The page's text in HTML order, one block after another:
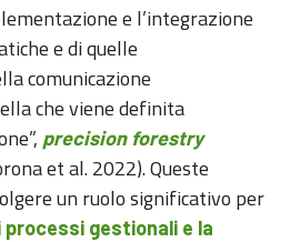
e l’integrazione
e di quelle
comunicazione
che viene definita
precision forestry
et al. 2022). Queste
un ruolo significativo per
gestionali e la